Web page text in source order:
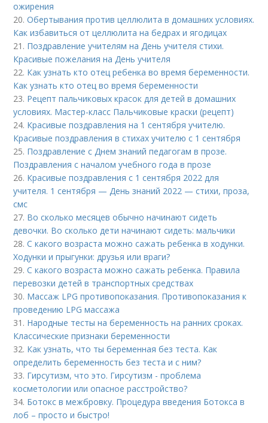
ожирения
20.Обертывания против целлюлита в домашних условиях.
Как избавиться от целлюлита на бедрах и ягодицах
21. Поздравление учителям на День учителя стихи.
Красивые пожелания на День учителя
22. Как узнать кто отец ребенка во время беременности.
Как узнать кто отец во время беременности
23. Рецепт пальчиковых красок для детей в домашних
условиях. Мастер-класс Пальчиковые краски (рецепт)
24. Красивые поздравления на 1 сентября учителю.
Красивые поздравления в стихах учителю с 1 сентября
25. Поздравление с Днем знаний педагогам в прозе.
Поздравления с началом учебного года в прозе
26. Красивые поздравления с 1 сентября 2022 для
учителя. 1 сентября — День знаний 2022 — стихи, проза,
смс
27. Во сколько месяцев обычно начинают сидеть
девочки. Во сколько дети начинают сидеть: мальчики
28.С какого возраста можно сажать ребенка в ходунки.
Ходунки и прыгунки: друзья или враги?
29.С какого возраста можно сажать ребенка. Правила
перевозки детей в транспортных средствах
30. Массаж LPG противопоказания. Противопоказания к
проведению LPG массажа
31. Народные тесты на беременность на ранних сроках.
Классические признаки беременности
32. Как узнать, что ты беременная без теста. Как
определить беременность без теста и с ним?
33. Гирсутизм, что это. Гирсутизм - проблема
косметологии или опасное расстройство?
34. Ботокс в межбровку. Процедура введения Ботокса в
лоб – просто и быстро!